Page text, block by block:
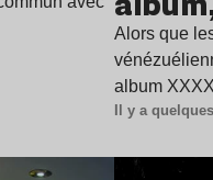
Alors que
album
Il y a
Lire l’article